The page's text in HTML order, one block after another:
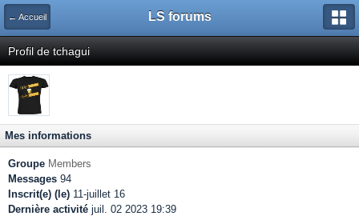
← Accueil LS forums
Profil de tchagui
Mes informations
Groupe Members
Messages 94
Inscrit(e) (le) 11-juillet 16
Dernière activité juil. 02 2023 19:39